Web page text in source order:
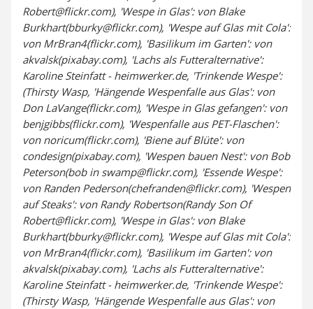
Robert@flickr.com), 'Wespe in Glas': von Blake
Burkhart(bburky@flickr.com), 'Wespe auf Glas mit Cola':
von MrBran4(flickr.com), 'Basilikum im Garten': von
akvalsk(pixabay.com), 'Lachs als Futteralternative':
Karoline Steinfatt - heimwerker.de, 'Trinkende Wespe':
(Thirsty Wasp, 'Hängende Wespenfalle aus Glas': von
Don LaVange(flickr.com), 'Wespe in Glas gefangen': von
benjgibbs(flickr.com), 'Wespenfalle aus PET-Flaschen':
von noricum(flickr.com), 'Biene auf Blüte': von
condesign(pixabay.com), 'Wespen bauen Nest': von Bob
Peterson(bob in swamp@flickr.com), 'Essende Wespe':
von Randen Pederson(chefranden@flickr.com), 'Wespen
auf Steaks': von Randy Robertson(Randy Son Of
Robert@flickr.com), 'Wespe in Glas': von Blake
Burkhart(bburky@flickr.com), 'Wespe auf Glas mit Cola':
von MrBran4(flickr.com), 'Basilikum im Garten': von
akvalsk(pixabay.com), 'Lachs als Futteralternative':
Karoline Steinfatt - heimwerker.de, 'Trinkende Wespe':
(Thirsty Wasp, 'Hängende Wespenfalle aus Glas': von